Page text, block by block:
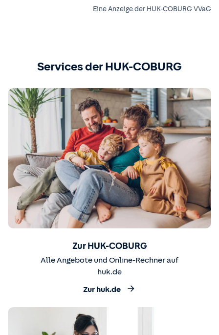
Eine Anzeige der HUK-COBURG VVaG
Services der HUK-COBURG
Zur HUK-COBURG
Alle Angebote und Online-Rechner auf
huk.de
Zur huk.de